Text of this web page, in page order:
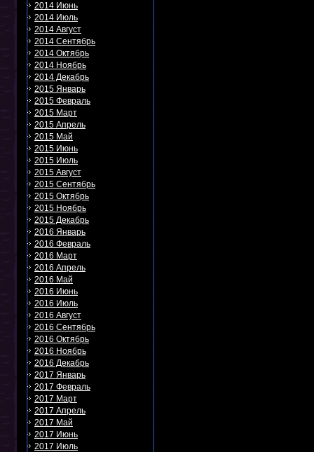
2014 Июнь
2014 Июль
2014 Август
2014 Сентябрь
2014 Октябрь
2014 Ноябрь
2014 Декабрь
2015 Январь
2015 Февраль
2015 Март
2015 Апрель
2015 Май
2015 Июнь
2015 Июль
2015 Август
2015 Сентябрь
2015 Октябрь
2015 Ноябрь
2015 Декабрь
2016 Январь
2016 Февраль
2016 Март
2016 Апрель
2016 Май
2016 Июнь
2016 Июль
2016 Август
2016 Сентябрь
2016 Октябрь
2016 Ноябрь
2016 Декабрь
2017 Январь
2017 Февраль
2017 Март
2017 Апрель
2017 Май
2017 Июнь
2017 Июль